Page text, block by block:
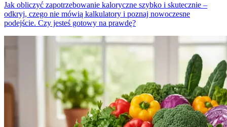
Jak obliczyć zapotrzebowanie kaloryczne szybko i skutecznie –
odkryj, czego nie mówią kalkulatory i poznaj nowoczesne
podejście. Czy jesteś gotowy na prawdę?